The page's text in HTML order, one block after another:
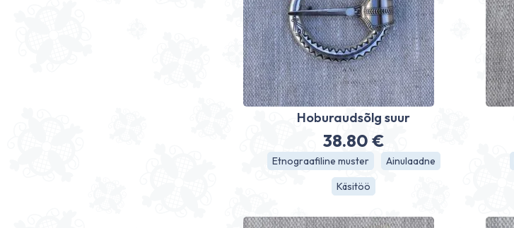
Hoburaudsõlg suur
38.80 €
Etnograafiline muster
Ainulaadne
Käsitöö